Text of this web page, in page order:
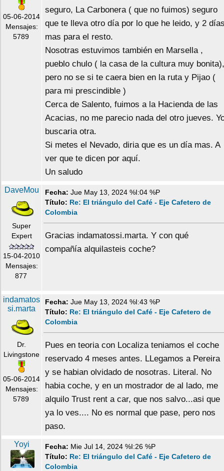
05-06-2014
Mensajes:
5789
seguro, La Carbonera ( que no fuimos) seguro
que te lleva otro día por lo que he leido, y 2
mas para el resto.
Nosotras estuvimos también en Marsella ,
pueblo chulo ( la casa de la cultura muy bonita),
pero no se si te caera bien en la ruta y Pijao (
para mi prescindible )
Cerca de Salento, fuimos a la Hacienda de las
Acacias, no me parecio nada del otro jueves.
buscaria otra.
Si metes el Nevado, diria que es un día mas. A
ver que te dicen por aquí.
Un saludo
DaveMou
Super
Expert
15-04-2010
Mensajes:
877
Fecha: Jue May 13, 2024 %I:04 %P
Título: Re: El triángulo del Café - Eje Cafetero de
Colombia
Gracias indamatossi.marta. Y con qué
compañía alquilasteis coche?
indamatos
si.marta
Dr.
Livingstone
05-06-2014
Mensajes:
5789
Fecha: Jue May 13, 2024 %I:43 %P
Título: Re: El triángulo del Café - Eje Cafetero de
Colombia
Pues en teoria con Localiza teniamos el coche
reservado 4 meses antes. LLegamos a Pereira
y se habian olvidado de nosotras. Literal. No
habia coche, y en un mostrador de al lado, me
alquilo Trust rent a car, que nos salvo...asi que
ya lo ves.... No es normal que pase, pero nos
paso.
Yoyi Fecha: Mie Jul 14, 2024 %I:26 %P
Título: Re: El triángulo del Café - Eje Cafetero de
Colombia